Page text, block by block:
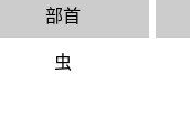
部首
虫